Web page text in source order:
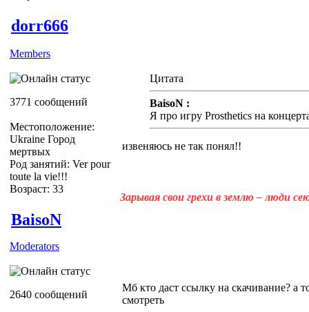
dorr666
Members
3771 сообщений
Местоположение:
Ukraine Город
мертвых
Род занятий: Ver pour
toute la vie!!!
Возраст: 33
Цитата
BaisoN :
Я про игру Prosthetics на
извеняюсь не так понял!!
Зарывая свои грехи в землю – люди
BaisoN
Moderators
2640 сообщений
Мб кто даст ссылку на скачивание? а
смотреть